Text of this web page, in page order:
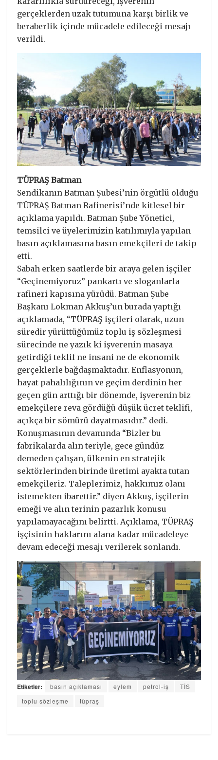
gerçeklerden uzak tutumuna karşı birlik ve
beraberlik içinde mücadele edileceği mesajı
verildi.
TÜPRAŞ Batman
Sendikanın Batman Şubesi’nin örgütlü olduğu
TÜPRAŞ Batman Rafinerisi’nde kitlesel bir
açıklama yapıldı. Batman Şube Yönetici,
temsilci ve üyelerimizin katılımıyla yapılan
basın açıklamasına basın emekçileri de takip
etti.
Sabah erken saatlerde bir araya gelen işçiler
“Geçinemiyoruz” pankartı ve sloganlarla
rafineri kapısına yürüdü. Batman Şube
Başkanı Lokman Akkuş’un burada yaptığı
açıklamada, “TÜPRAŞ işçileri olarak, uzun
süredir yürüttüğümüz toplu iş sözleşmesi
sürecinde ne yazık ki işverenin masaya
getirdiği teklif ne insani ne de ekonomik
gerçeklerle bağdaşmaktadır. Enflasyonun,
hayat pahalılığının ve geçim derdinin her
geçen gün arttığı bir dönemde, işverenin biz
emekçilere reva gördüğü düşük ücret teklifi,
açıkça bir sömürü dayatmasıdır.” dedi.
Konuşmasının devamında “Bizler bu
fabrikalarda alın teriyle, gece gündüz
demeden çalışan, ülkenin en stratejik
sektörlerinden birinde üretimi ayakta tutan
emekçileriz. Taleplerimiz, hakkımız olanı
istemekten ibarettir.” diyen Akkuş, işçilerin
emeği ve alın terinin pazarlık konusu
yapılamayacağını belirtti. Açıklama, TÜPRAŞ
işçisinin haklarını alana kadar mücadeleye
devam edeceği mesajı verilerek sonlandı.
Etiketler: basın açıklaması eylem petrol-iş
TİS
toplu sözleşme
tüpraş